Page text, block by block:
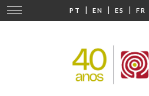
PT | EN | ES | FR
Cambiar
navegación